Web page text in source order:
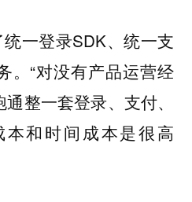
统一登录SDK、统一支
。“对没有产品运营经
整一套登录、支付、
和时间成本是很高